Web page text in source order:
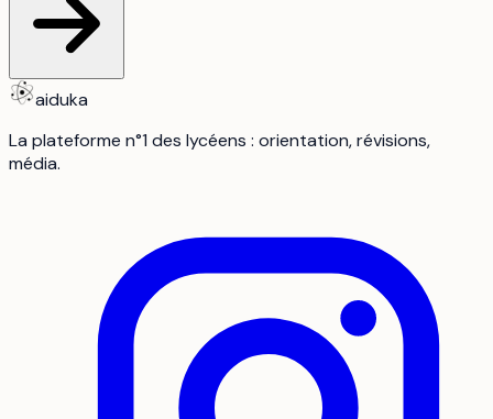
aiduka
La plateforme n°1 des lycéens : orientation, révisions,
média.